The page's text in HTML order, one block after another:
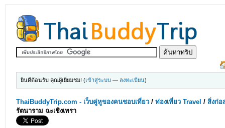
ยินดีต้อนรับ คุณผู้เยี่ยมชม! (เข้าสู่ระบบ — ลงทะเบียน)
ThaiBuddyTrip.com - เว็บคู่หูของคนชอบเที่ยว /ท่องเที่ยว Travel /สิ่งก่อ
รัตนาราม ฉะเชิงเทรา